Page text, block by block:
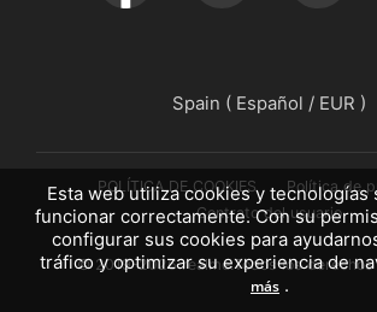
© 2019-2026 realme.Todos los derechos
POLÍTICA DE COOKIES
Política de
Contrato del usuario
Spain ( Español / EUR )
Esta web utiliza cookies y tecnologías
funcionar correctamente. Con su
configurar sus cookies para
tráfico y optimizar su experiencia de
más .